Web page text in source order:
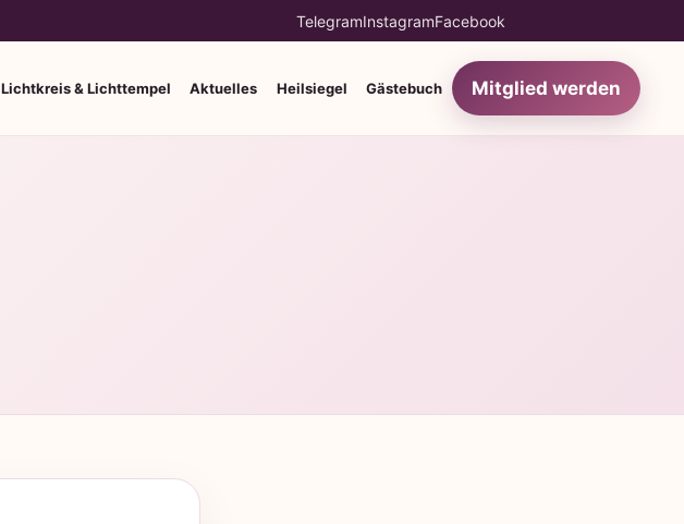
TelegramInstagramFacebook
Lichtkreis & Lichttempel Aktuelles Heilsiegel Gästebuch Mitglied werden